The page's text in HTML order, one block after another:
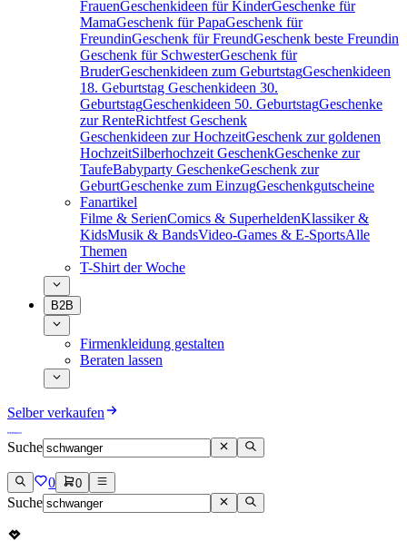
FrauenGeschenkideen für KinderGeschenke für
MamaGeschenk für PapaGeschenk für
FreundinGeschenk für FreundGeschenk beste Freundin
Geschenk für SchwesterGeschenk für
BruderGeschenkideen zum GeburtstagGeschenkideen
18. Geburtstag Geschenkideen 30.
GeburtstagGeschenkideen 50. GeburtstagGeschenke
zur RenteRichtfest Geschenk
Geschenkideen zur HochzeitGeschenk zur goldenen
HochzeitSilberhochzeit GeschenkGeschenke zur
TaufeBabyparty GeschenkeGeschenk zur
GeburtGeschenke zum EinzugGeschenkgutscheine
Fanartikel
Filme & SerienComics & SuperheldenKlassiker &
KidsMusik & BandsVideo-Games & E-SportsAlle
Themen
T-Shirt der Woche
B2B
Firmenkleidung gestalten
Beraten lassen
Selber verkaufen
Suche
0 0
Suche